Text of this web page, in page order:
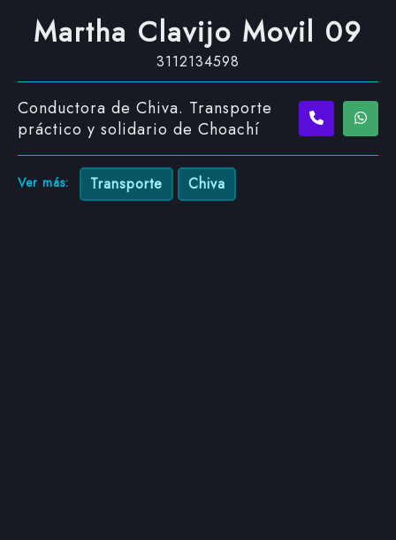
Martha Clavijo Movil 09
3112134598
Conductora de Chiva. Transporte
práctico y solidario de Choachí
Ver más: Transporte Chiva